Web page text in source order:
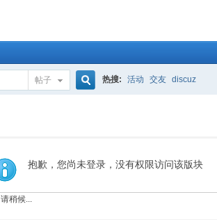
帖子
索
热搜: 活动 交友 discuz
抱歉，您尚未登录，没有权限访问该版块
请稍候...